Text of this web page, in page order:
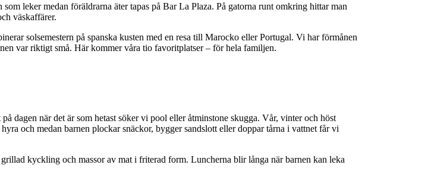
leker medan föräldrarna äter tapas på Bar La Plaza. På gatorna runt omkring hittar man
väskaffärer.
solsemestern på spanska kusten med en resa till Marocko eller Portugal. Vi har förmånen
var riktigt små. Här kommer våra tio favoritplatser – för hela familjen.
dagen när det är som hetast söker vi pool eller åtminstone skugga. Vår, vinter och höst
och medan barnen plockar snäckor, bygger sandslott eller doppar tårna i vattnet får vi
kyckling och massor av mat i friterad form. Luncherna blir långa när barnen kan leka